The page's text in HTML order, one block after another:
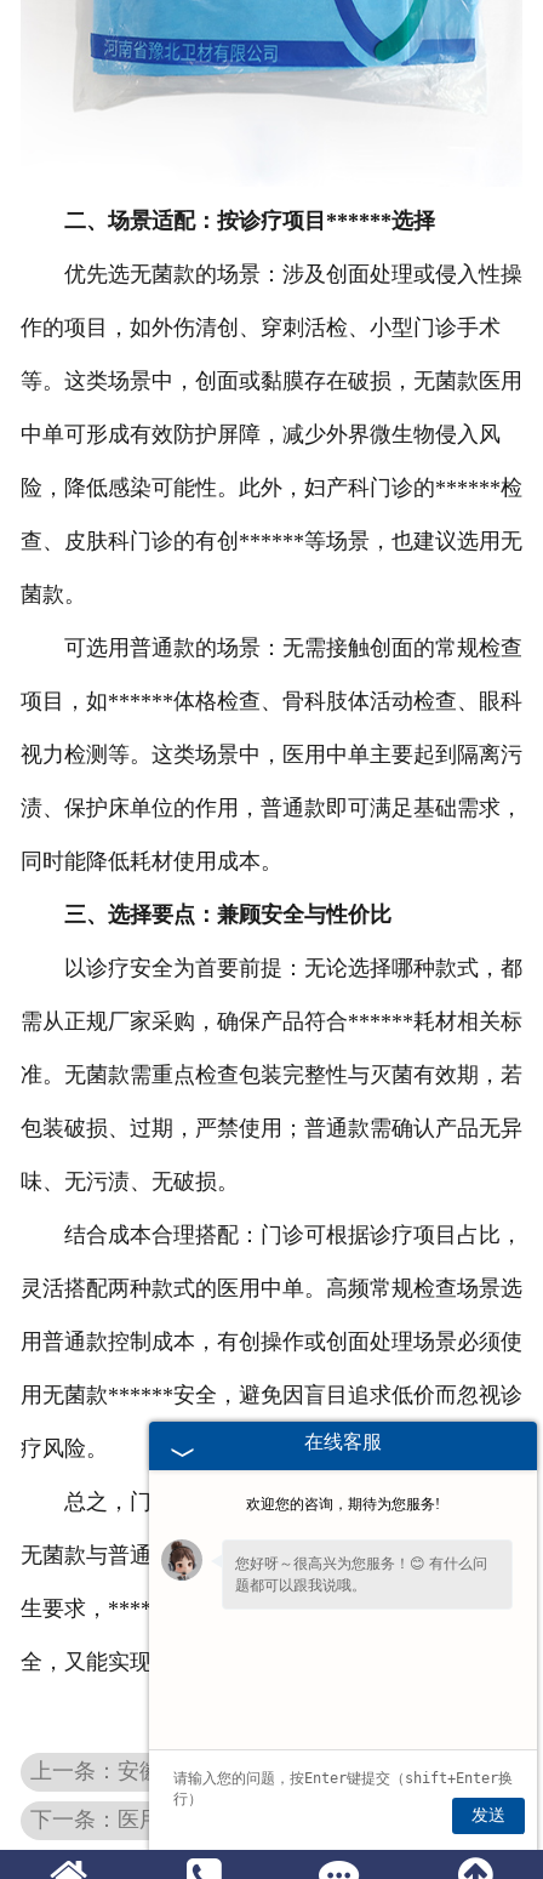
二、场景适配：按诊疗项目******选择
优先选无菌款的场景：涉及创面处理或侵入性操
作的项目，如外伤清创、穿刺活检、小型门诊手术
等。这类场景中，创面或黏膜存在破损，无菌款医用
中单可形成有效防护屏障，减少外界微生物侵入风
险，降低感染可能性。此外，妇产科门诊的******检
查、皮肤科门诊的有创******等场景，也建议选用无
菌款。
可选用普通款的场景：无需接触创面的常规检查
项目，如******体格检查、骨科肢体活动检查、眼科
视力检测等。这类场景中，医用中单主要起到隔离污
渍、保护床单位的作用，普通款即可满足基础需求，
同时能降低耗材使用成本。
三、选择要点：兼顾安全与性价比
以诊疗安全为首要前提：无论选择哪种款式，都
需从正规厂家采购，确保产品符合******耗材相关标
准。无菌款需重点检查包装完整性与灭菌有效期，若
包装破损、过期，严禁使用；普通款需确认产品无异
味、无污渍、无破损。
结合成本合理搭配：门诊可根据诊疗项目占比，
灵活搭配两种款式的医用中单。高频常规检查场景选
用普通款控制成本，有创操作或创面处理场景必须使
用无菌款******安全，避免因盲目追求低价而忽视诊
疗风险。
总之，门诊医用中单的选择核心是“场景匹配”，
无菌款与普通款无绝对优劣之分。明确诊疗项目的卫
生要求，******匹配对应的款式，既能******诊疗安
全，又能实现成本优化，为门诊运营提供稳妥支撑。
上一条：安徽医用纱布绷带选购趋势：从 “能用” 到 “好用” 的品质升级
下一条：医用防护服与隔离衣采购概念区分
在线客服
欢迎您的咨询，期待为您服务!
您好呀～很高兴为您服务！😊 有什么问
题都可以跟我说哦。
发送